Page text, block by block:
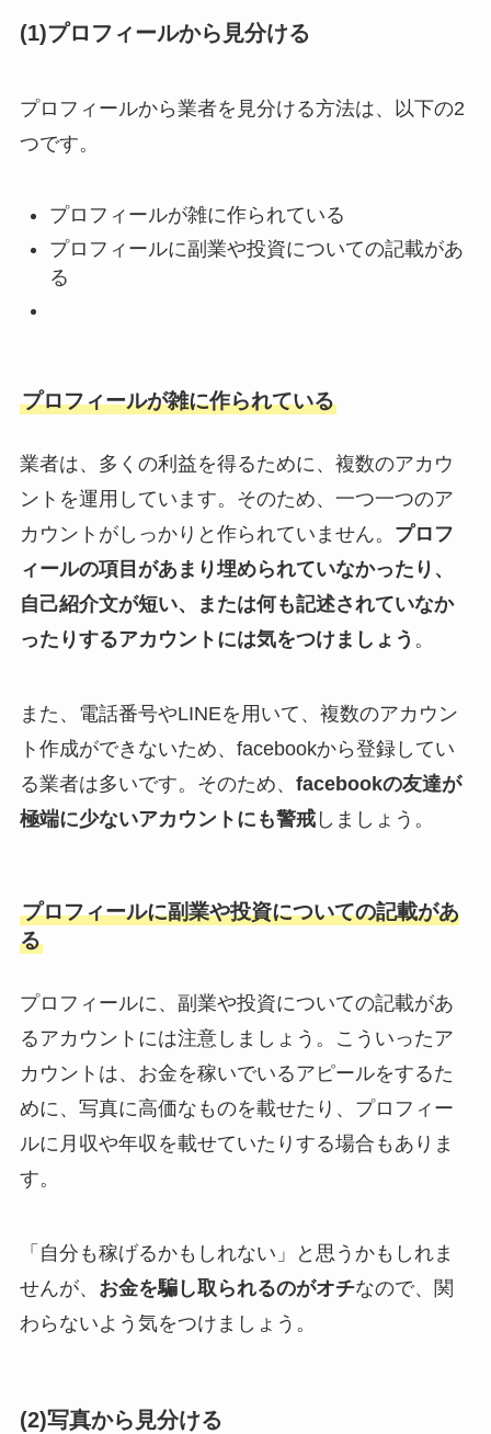
(1)プロフィールから見分ける
プロフィールから業者を見分ける方法は、以下の2
つです。
プロフィールが雑に作られている
プロフィールに副業や投資についての記載があ
る
プロフィールが雑に作られている
業者は、多くの利益を得るために、複数のアカウ
ントを運用しています。そのため、一つ一つのア
カウントがしっかりと作られていません。 プロフ
ィールの項目があまり埋められていなかったり、
自己紹介文が短い、または何も記述されていなか
ったりするアカウントには気をつけましょう 。
また、電話番号やLINEを用いて、複数のアカウン
ト作成ができないため、facebookから登録してい
る業者は多いです。そのため、 facebookの友達が
極端に少ないアカウントにも警戒しましょう。
プロフィールに副業や投資についての記載があ
る
プロフィールに、副業や投資についての記載があ
るアカウントには注意しましょう。こういったア
カウントは、お金を稼いでいるアピールをするた
めに、写真に高価なものを載せたり、プロフィー
ルに月収や年収を載せていたりする場合もありま
す。
「自分も稼げるかもしれない」と思うかもしれま
せんが、 お金を騙し取られるのがオチなので、関
わらないよう気をつけましょう。
(2)写真から見分ける